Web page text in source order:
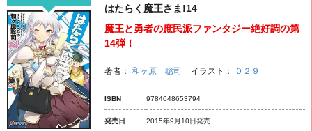
はたらく魔王さま!14
魔王と勇者の庶民派ファンタジー絶好調の第
14弾！
著者： 和ヶ原 聡司 イラスト： ０２９
ISBN 9784048653794
発売日 2015年9月10日発売